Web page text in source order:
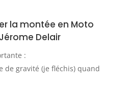
la montée en Moto
Jérome Delair
:
de gravité (je fléchis) quand